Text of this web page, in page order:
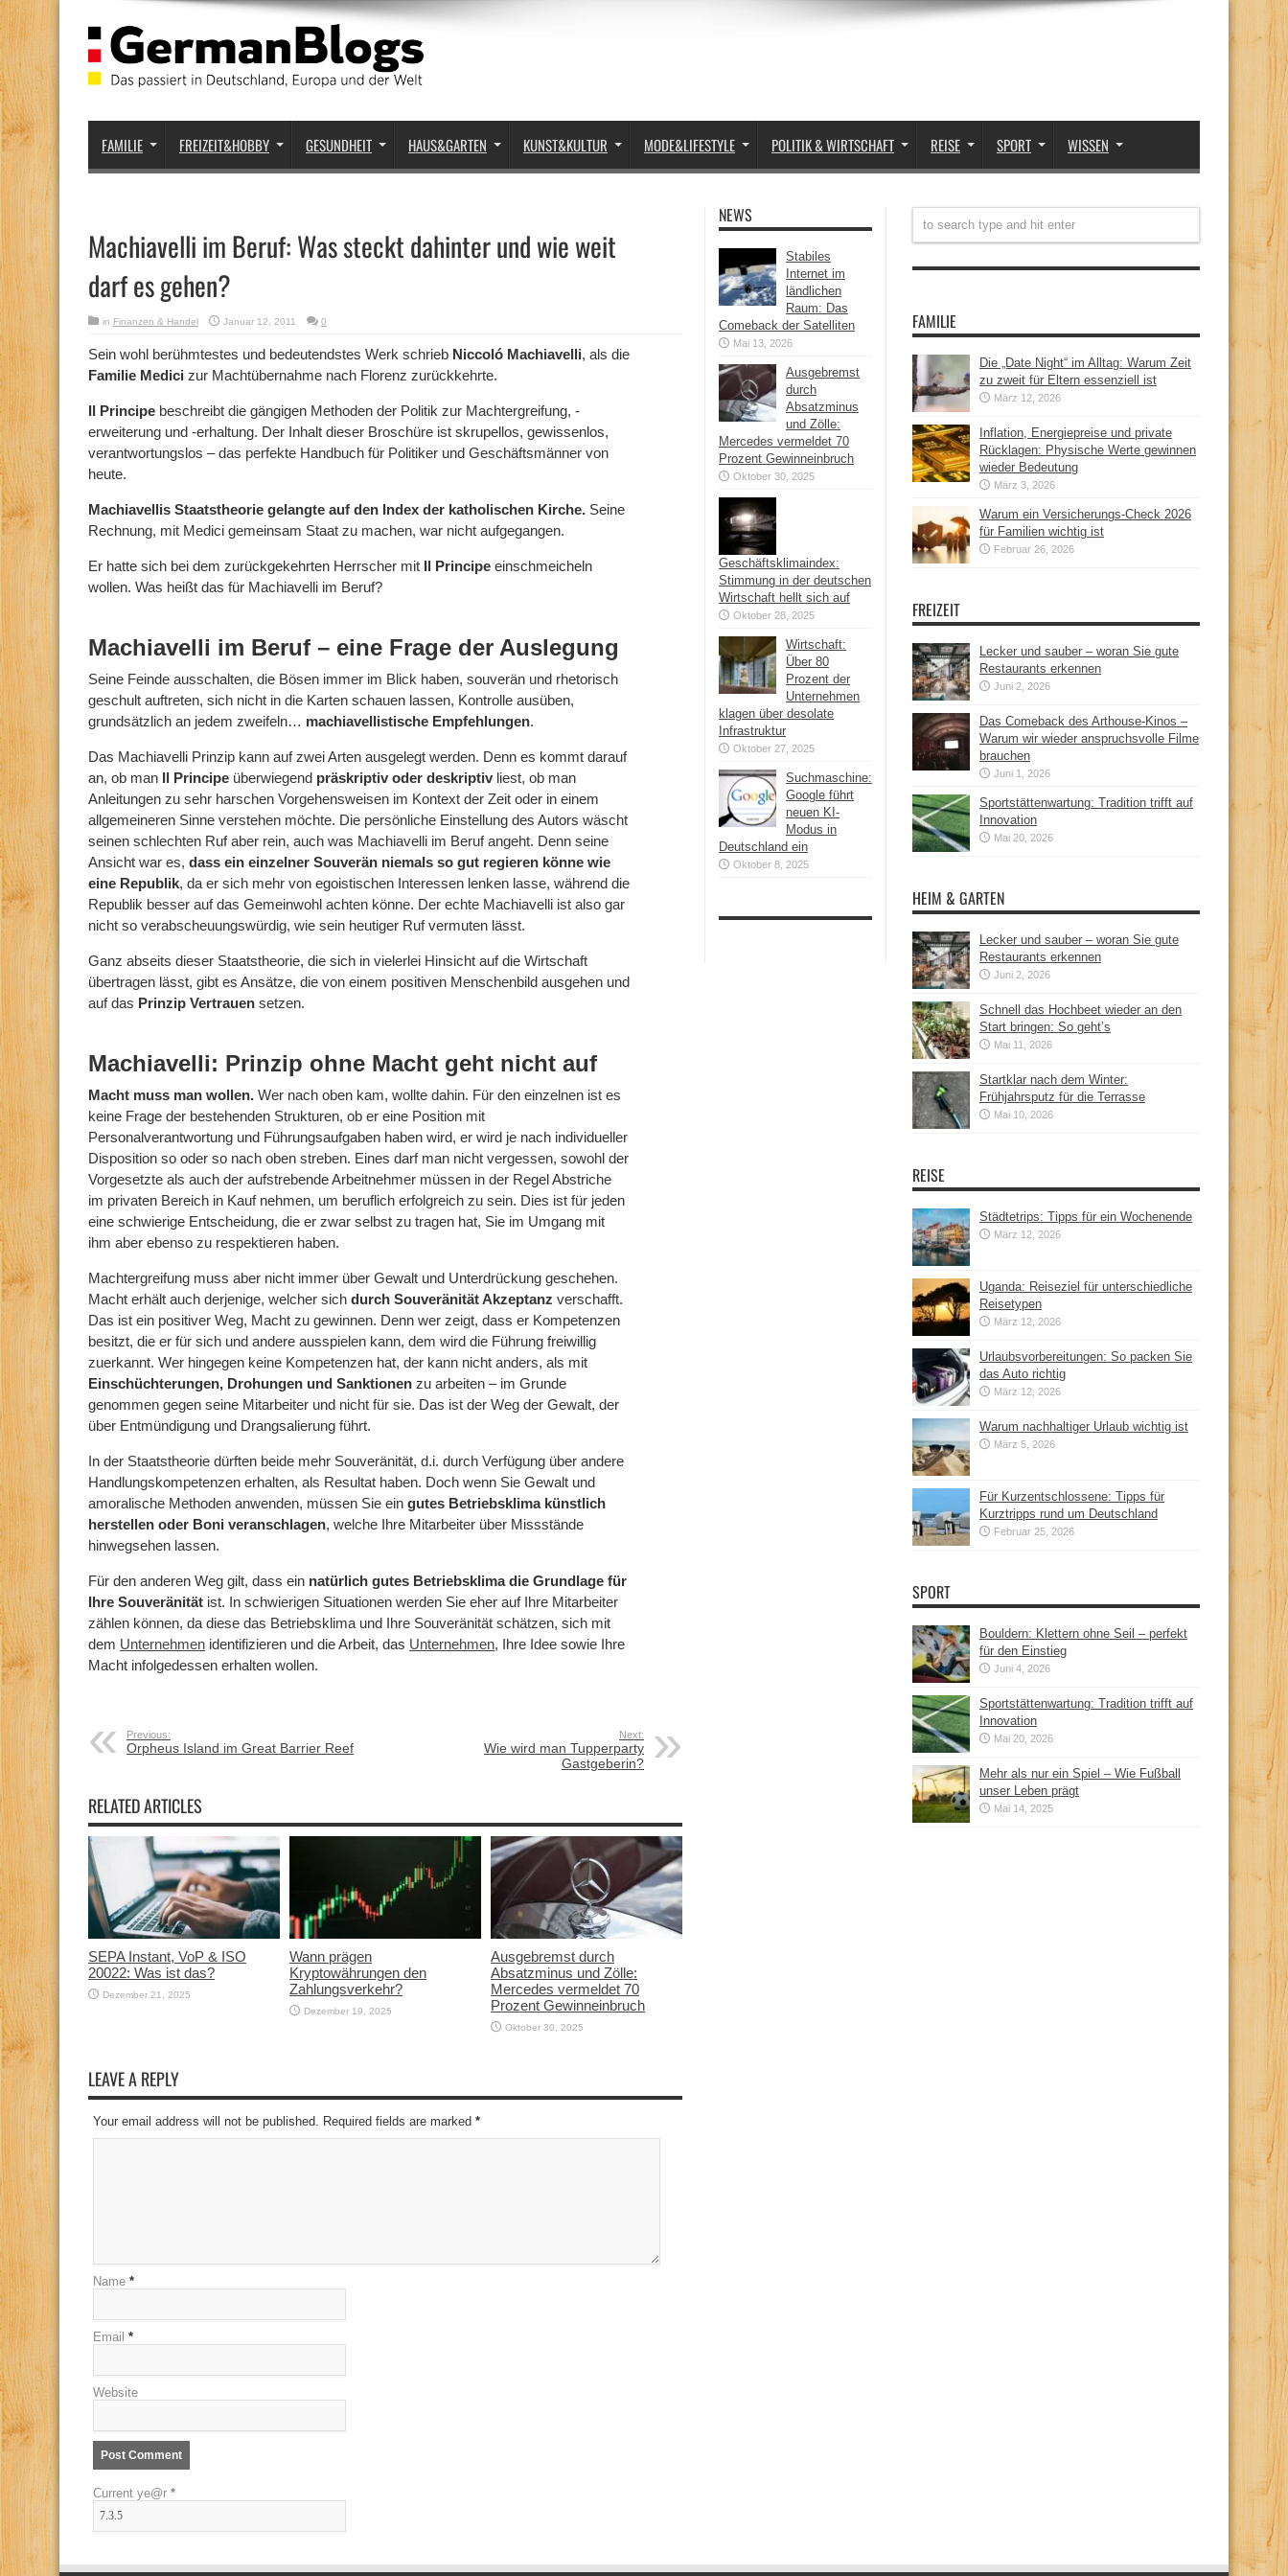
FAMILIE FREIZEIT&HOBBY GESUNDHEIT HAUS&GARTEN KUNST&KULTUR MODE&LIFESTYLE POLITIK & WIRTSCHAFT REISE SPORT WISSEN
Machiavelli im Beruf: Was steckt dahinter und wie weit
darf es gehen?
in Finanzen & Handel Januar 12, 2011 0
Sein wohl berühmtestes und bedeutendstes Werk schrieb Niccoló Machiavelli, als die
Familie Medici zur Machtübernahme nach Florenz zurückkehrte.
Il Principe beschreibt die gängigen Methoden der Politik zur Machtergreifung, -
erweiterung und -erhaltung. Der Inhalt dieser Broschüre ist skrupellos, gewissenlos,
verantwortungslos – das perfekte Handbuch für Politiker und Geschäftsmänner von
heute.
Machiavellis Staatstheorie gelangte auf den Index der katholischen Kirche. Seine
Rechnung, mit Medici gemeinsam Staat zu machen, war nicht aufgegangen.
Er hatte sich bei dem zurückgekehrten Herrscher mit Il Principe einschmeicheln
wollen. Was heißt das für Machiavelli im Beruf?
Machiavelli im Beruf – eine Frage der Auslegung
Seine Feinde ausschalten, die Bösen immer im Blick haben, souverän und rhetorisch
geschult auftreten, sich nicht in die Karten schauen lassen, Kontrolle ausüben,
grundsätzlich an jedem zweifeln… machiavellistische Empfehlungen.
Das Machiavelli Prinzip kann auf zwei Arten ausgelegt werden. Denn es kommt darauf
an, ob man Il Principe überwiegend präskriptiv oder deskriptiv liest, ob man
Anleitungen zu sehr harschen Vorgehensweisen im Kontext der Zeit oder in einem
allgemeineren Sinne verstehen möchte. Die persönliche Einstellung des Autors wäscht
seinen schlechten Ruf aber rein, auch was Machiavelli im Beruf angeht. Denn seine
Ansicht war es, dass ein einzelner Souverän niemals so gut regieren könne wie
eine Republik, da er sich mehr von egoistischen Interessen lenken lasse, während die
Republik besser auf das Gemeinwohl achten könne. Der echte Machiavelli ist also gar
nicht so verabscheuungswürdig, wie sein heutiger Ruf vermuten lässt.
Ganz abseits dieser Staatstheorie, die sich in vielerlei Hinsicht auf die Wirtschaft
übertragen lässt, gibt es Ansätze, die von einem positiven Menschenbild ausgehen und
auf das Prinzip Vertrauen setzen.
Machiavelli: Prinzip ohne Macht geht nicht auf
Macht muss man wollen. Wer nach oben kam, wollte dahin. Für den einzelnen ist es
keine Frage der bestehenden Strukturen, ob er eine Position mit
Personalverantwortung und Führungsaufgaben haben wird, er wird je nach individueller
Disposition so oder so nach oben streben. Eines darf man nicht vergessen, sowohl der
Vorgesetzte als auch der aufstrebende Arbeitnehmer müssen in der Regel Abstriche
im privaten Bereich in Kauf nehmen, um beruflich erfolgreich zu sein. Dies ist für jeden
eine schwierige Entscheidung, die er zwar selbst zu tragen hat, Sie im Umgang mit
ihm aber ebenso zu respektieren haben.
Machtergreifung muss aber nicht immer über Gewalt und Unterdrückung geschehen.
Macht erhält auch derjenige, welcher sich durch Souveränität Akzeptanz verschafft.
Das ist ein positiver Weg, Macht zu gewinnen. Denn wer zeigt, dass er Kompetenzen
besitzt, die er für sich und andere ausspielen kann, dem wird die Führung freiwillig
zuerkannt. Wer hingegen keine Kompetenzen hat, der kann nicht anders, als mit
Einschüchterungen, Drohungen und Sanktionen zu arbeiten – im Grunde
genommen gegen seine Mitarbeiter und nicht für sie. Das ist der Weg der Gewalt, der
über Entmündigung und Drangsalierung führt.
In der Staatstheorie dürften beide mehr Souveränität, d.i. durch Verfügung über andere
Handlungskompetenzen erhalten, als Resultat haben. Doch wenn Sie Gewalt und
amoralische Methoden anwenden, müssen Sie ein gutes Betriebsklima künstlich
herstellen oder Boni veranschlagen, welche Ihre Mitarbeiter über Missstände
hinwegsehen lassen.
Für den anderen Weg gilt, dass ein natürlich gutes Betriebsklima die Grundlage für
Ihre Souveränität ist. In schwierigen Situationen werden Sie eher auf Ihre Mitarbeiter
zählen können, da diese das Betriebsklima und Ihre Souveränität schätzen, sich mit
dem Unternehmen identifizieren und die Arbeit, das Unternehmen, Ihre Idee sowie Ihre
Macht infolgedessen erhalten wollen.
Previous:
Orpheus Island im Great Barrier Reef
Next:
Wie wird man Tupperparty
Gastgeberin?
RELATED ARTICLES
SEPA Instant, VoP & ISO
20022: Was ist das?
Dezember 21, 2025
Wann prägen
Kryptowährungen den
Zahlungsverkehr?
Dezember 19, 2025
Ausgebremst durch
Absatzminus und Zölle:
Mercedes vermeldet 70
Prozent Gewinneinbruch
Oktober 30, 2025
LEAVE A REPLY
Your email address will not be published. Required fields are marked *
Name *
Email *
Website
Current ye@r *
NEWS
Stabiles
Internet im
ländlichen
Raum: Das
Comeback der Satelliten
Mai 13, 2026
Ausgebremst
durch
Absatzminus
und Zölle:
Mercedes vermeldet 70
Prozent Gewinneinbruch
Oktober 30, 2025
Geschäftsklimaindex:
Stimmung in der deutschen
Wirtschaft hellt sich auf
Oktober 28, 2025
Wirtschaft:
Über 80
Prozent der
Unternehmen
klagen über desolate
Infrastruktur
Oktober 27, 2025
Suchmaschine:
Google führt
neuen KI-
Modus in
Deutschland ein
Oktober 8, 2025
FAMILIE
Die „Date Night“ im Alltag: Warum Zeit
zu zweit für Eltern essenziell ist
März 12, 2026
Inflation, Energiepreise und private
Rücklagen: Physische Werte gewinnen
wieder Bedeutung
März 3, 2026
Warum ein Versicherungs-Check 2026
für Familien wichtig ist
Februar 26, 2026
FREIZEIT
Lecker und sauber – woran Sie gute
Restaurants erkennen
Juni 2, 2026
Das Comeback des Arthouse-Kinos –
Warum wir wieder anspruchsvolle Filme
brauchen
Juni 1, 2026
Sportstättenwartung: Tradition trifft auf
Innovation
Mai 20, 2026
HEIM & GARTEN
Lecker und sauber – woran Sie gute
Restaurants erkennen
Juni 2, 2026
Schnell das Hochbeet wieder an den
Start bringen: So geht’s
Mai 11, 2026
Startklar nach dem Winter:
Frühjahrsputz für die Terrasse
Mai 10, 2026
REISE
Städtetrips: Tipps für ein Wochenende
März 12, 2026
Uganda: Reiseziel für unterschiedliche
Reisetypen
März 12, 2026
Urlaubsvorbereitungen: So packen Sie
das Auto richtig
März 12, 2026
Warum nachhaltiger Urlaub wichtig ist
März 5, 2026
Für Kurzentschlossene: Tipps für
Kurztripps rund um Deutschland
Februar 25, 2026
SPORT
Bouldern: Klettern ohne Seil – perfekt
für den Einstieg
Juni 4, 2026
Sportstättenwartung: Tradition trifft auf
Innovation
Mai 20, 2026
Mehr als nur ein Spiel – Wie Fußball
unser Leben prägt
Mai 14, 2025